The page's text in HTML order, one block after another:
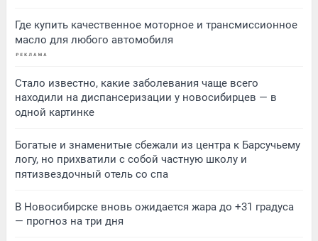
Где купить качественное моторное и трансмиссионное
масло для любого автомобиля
Стало известно, какие заболевания чаще всего
находили на диспансеризации у новосибирцев — в
одной картинке
Богатые и знаменитые сбежали из центра к Барсучьему
логу, но прихватили с собой частную школу и
пятизвездочный отель со спа
В Новосибирске вновь ожидается жара до +31 градуса
— прогноз на три дня